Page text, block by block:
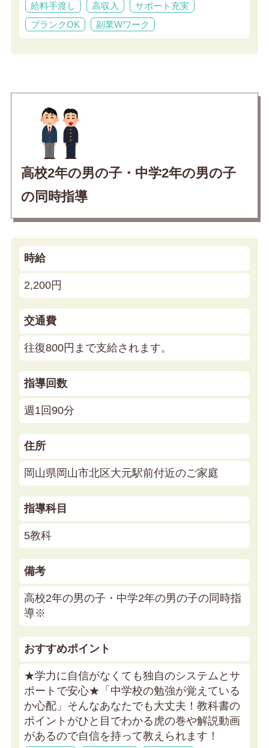
給料手渡し
高収入
サポート充実
ブランクOK
副業Wワーク
高校2年の男の子・中学2年の男の子
の同時指導
時給
2,200円
交通費
往復800円まで支給されます。
指導回数
週1回90分
住所
岡山県岡山市北区大元駅前付近のご家庭
指導科目
5教科
備考
高校2年の男の子・中学2年の男の子の同時指
導※
おすすめポイント
★学力に自信がなくても独自のシステムとサ
ポートで安心★ 「中学校の勉強が覚えている
か心配」そんなあなたでも大丈夫！教科書の
ポイントがひと目でわかる虎の巻や解説動画
があるので自信を持って教えられます！